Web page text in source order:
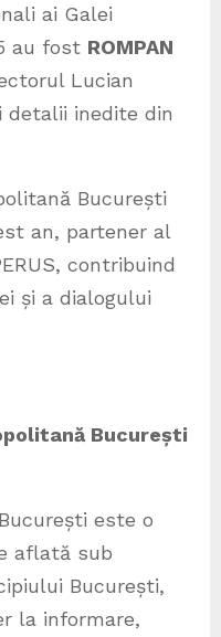
ai Galei
au fost ROMPAN
Lucian
detalii inedite din
București
an, partener al
contribuind
și a dialogului
București
este o
aflată sub
București,
la informare,